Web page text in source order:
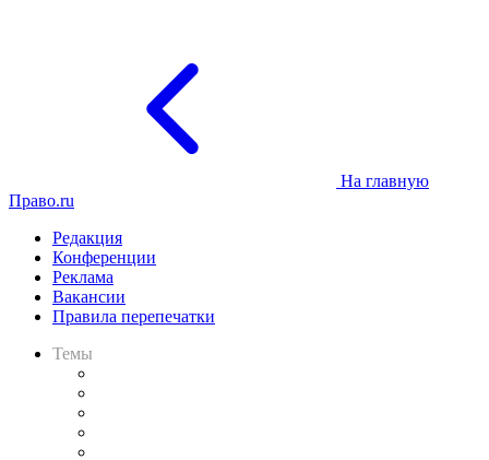
На главную
Право.ru
Редакция
Конференции
Реклама
Вакансии
Правила перепечатки
Темы